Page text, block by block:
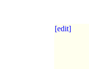
[edit]